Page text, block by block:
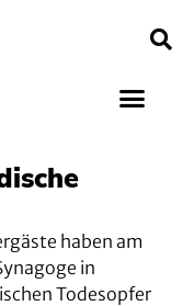
haben am
in
Todesopfer